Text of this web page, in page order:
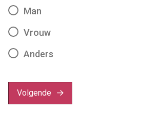
Man
Vrouw
Anders
Volgende